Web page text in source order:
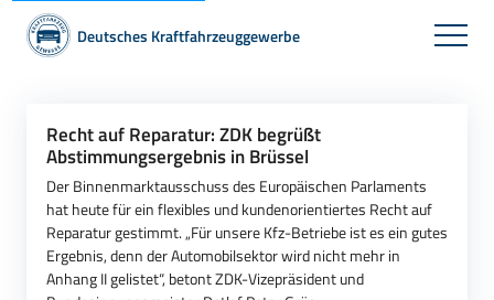
Deutsches Kraftfahrzeuggewerbe
Recht auf Reparatur: ZDK begrüßt
Abstimmungsergebnis in Brüssel
Der Binnenmarktausschuss des Europäischen Parlaments
hat heute für ein flexibles und kundenorientiertes Recht auf
Reparatur gestimmt. „Für unsere Kfz-Betriebe ist es ein gutes
Ergebnis, denn der Automobilsektor wird nicht mehr in
Anhang II gelistet“, betont ZDK-Vizepräsident und